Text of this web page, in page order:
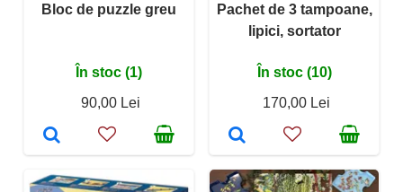
Bloc de puzzle greu
În stoc (1)
90,00 Lei
Pachet de 3 tampoane,
lipici, sortator
În stoc (10)
170,00 Lei